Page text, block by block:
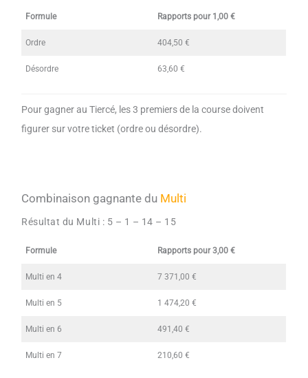
Formule Rapports pour 1,00 €
Ordre 404,50 €
Désordre 63,60 €
Pour gagner au Tiercé, les 3 premiers de la course doivent
figurer sur votre ticket (ordre ou désordre).
Combinaison gagnante du Multi
Résultat du Multi : 5 – 1 – 14 – 15
Formule Rapports pour 3,00 €
Multi en 4 7 371,00 €
Multi en 5 1 474,20 €
Multi en 6 491,40 €
Multi en 7 210,60 €